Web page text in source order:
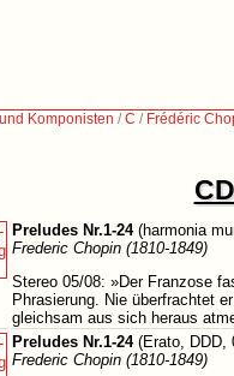
Komponisten /C / Frédéric
Preludes Nr.1-24(harmonia
Frederic Chopin (1810-1849)
Stereo 05/08: »Der Franzose
Phrasierung. Nie überfrachtet
gleichsam aus sich heraus
Preludes Nr.1-24(Erato, DDD,
Frederic Chopin (1810-1849)